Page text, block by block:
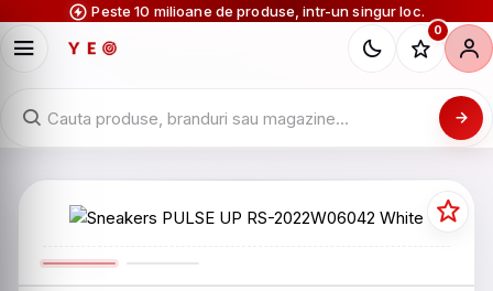
Peste 10 milioane de produse, intr-un singur loc.
0